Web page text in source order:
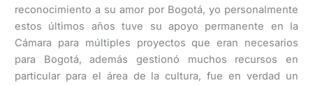
reconocimiento a su amor por Bogotá, yo personalmente
estos últimos años tuve su apoyo permanente en la
Cámara para múltiples proyectos que eran necesarios
para Bogotá, además gestionó muchos recursos en
particular para el área de la cultura, fue en verdad un